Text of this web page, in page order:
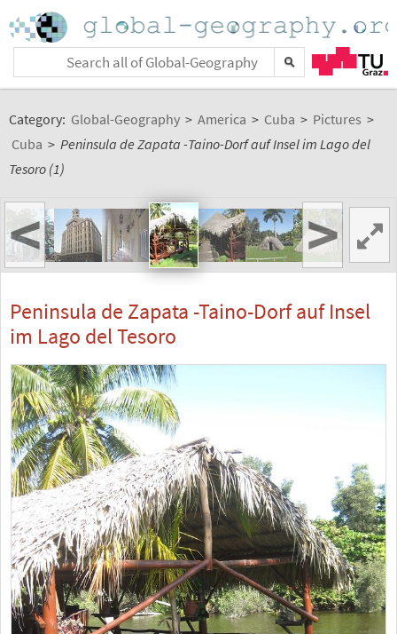
Category: Global-Geography > America > Cuba > Pictures >
Cuba > Peninsula de Zapata -Taino-Dorf auf Insel im Lago del
Tesoro (1)
< >
Peninsula de Zapata -Taino-Dorf auf Insel
im Lago del Tesoro